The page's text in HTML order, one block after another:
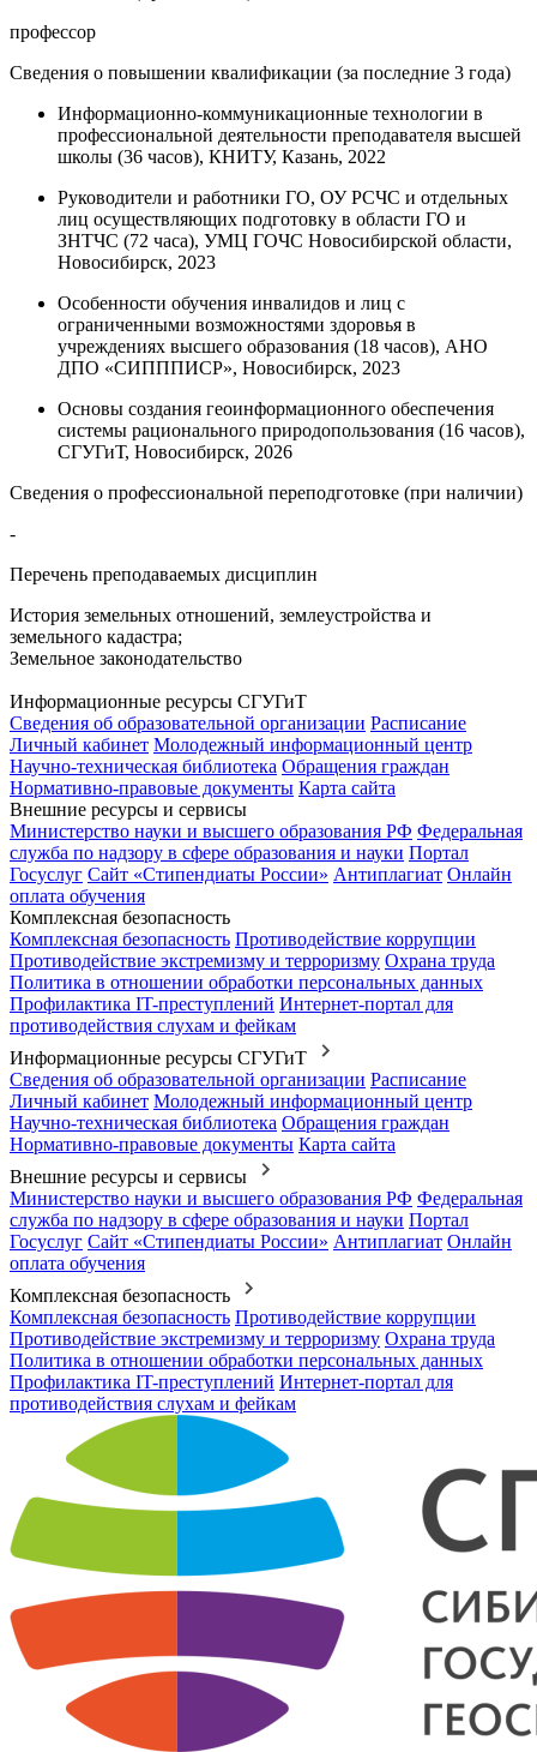
профессор
Сведения о повышении квалификации (за последние 3 года)
Информационно-коммуникационные технологии в
профессиональной деятельности преподавателя высшей
школы (36 часов), КНИТУ, Казань, 2022
Руководители и работники ГО, ОУ РСЧС и отдельных
лиц осуществляющих подготовку в области ГО и
ЗНТЧС (72 часа), УМЦ ГОЧС Новосибирской области,
Новосибирск, 2023
Особенности обучения инвалидов и лиц с
ограниченными возможностями здоровья в
учреждениях высшего образования (18 часов), АНО
ДПО «СИПППИСР», Новосибирск, 2023
Основы создания геоинформационного обеспечения
системы рационального природопользования (16 часов),
СГУГиТ, Новосибирск, 2026
Сведения о профессиональной переподготовке (при наличии)
-
Перечень преподаваемых дисциплин
История земельных отношений, землеустройства и
земельного кадастра;
Земельное законодательство
Информационные ресурсы СГУГиТ
Сведения об образовательной организации Расписание
Личный кабинет Молодежный информационный центр
Научно-техническая библиотека Обращения граждан
Нормативно-правовые документы Карта сайта
Внешние ресурсы и сервисы
Министерство науки и высшего образования РФ Федеральная
служба по надзору в сфере образования и науки Портал
Госуслуг Сайт «Стипендиаты России» Антиплагиат Онлайн
оплата обучения
Комплексная безопасность
Комплексная безопасность Противодействие коррупции
Противодействие экстремизму и терроризму Охрана труда
Политика в отношении обработки персональных данных
Профилактика IT-преступлений Интернет-портал для
противодействия слухам и фейкам
Информационные ресурсы СГУГиТ
Сведения об образовательной организации Расписание
Личный кабинет Молодежный информационный центр
Научно-техническая библиотека Обращения граждан
Нормативно-правовые документы Карта сайта
Внешние ресурсы и сервисы
Министерство науки и высшего образования РФ Федеральная
служба по надзору в сфере образования и науки Портал
Госуслуг Сайт «Стипендиаты России» Антиплагиат Онлайн
оплата обучения
Комплексная безопасность
Комплексная безопасность Противодействие коррупции
Противодействие экстремизму и терроризму Охрана труда
Политика в отношении обработки персональных данных
Профилактика IT-преступлений Интернет-портал для
противодействия слухам и фейкам